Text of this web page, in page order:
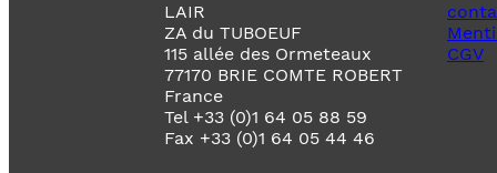
LAIR
ZA du TUBOEUF
115 allée des Ormeteaux
77170 BRIE COMTE ROBERT
France
Tel +33 (0)1 64 05 88 59
Fax +33 (0)1 64 05 44 46
CGV